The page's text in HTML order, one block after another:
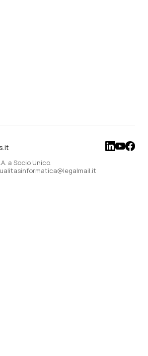
a Socio Unico.